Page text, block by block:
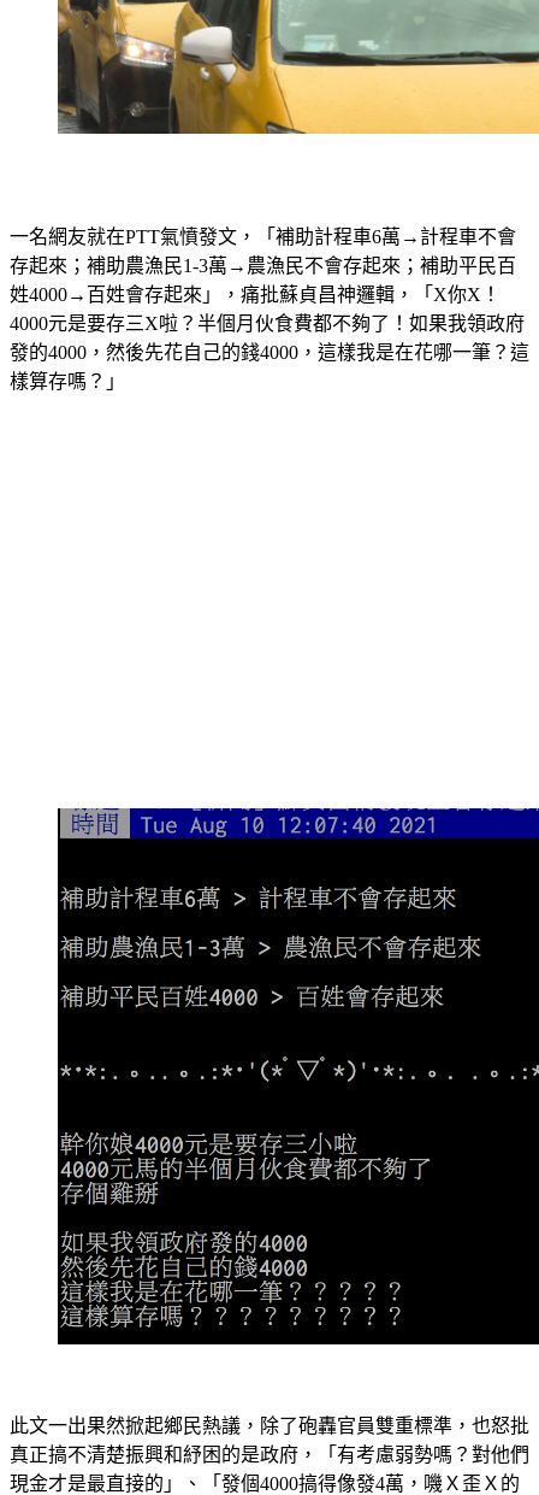
一名網友就在PTT氣憤發文，「補助計程車6萬→計程車不會
存起來；補助農漁民1-3萬→農漁民不會存起來；補助平民百
姓4000→百姓會存起來」，痛批蘇貞昌神邏輯，「X你X！
4000元是要存三X啦？半個月伙食費都不夠了！如果我領政府
發的4000，然後先花自己的錢4000，這樣我是在花哪一筆？這
樣算存嗎？」
此文一出果然掀起鄉民熱議，除了砲轟官員雙重標準，也怒批
真正搞不清楚振興和紓困的是政府，「有考慮弱勢嗎？對他們
現金才是最直接的」、「發個4000搞得像發4萬，嘰Ｘ歪Ｘ的